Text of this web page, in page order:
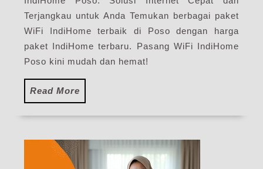
Pasang
WiFi
IndiHome
Terbaru
Terjangkau untuk Anda Temukan berbagai paket
WiFi IndiHome terbaik di Poso dengan harga
paket IndiHome terbaru. Pasang WiFi IndiHome
Poso kini mudah dan hemat!
Read More
More